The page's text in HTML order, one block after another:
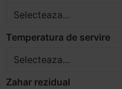
Selecteaza...
Temperatura de servire
Selecteaza...
Zahar rezidual